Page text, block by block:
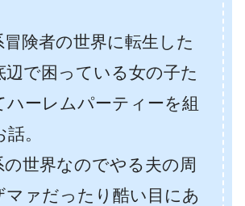
険者の世界に転生した
辺で困っている女の子た
ハーレムパーティーを組
。
の世界なのでやる夫の周
マァだったり酷い目にあ